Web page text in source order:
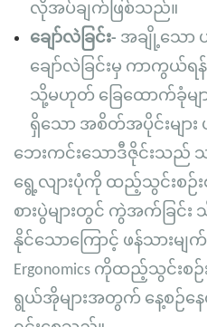
လိုအပ်ချက်ဖြစ်သည်။
ချော်လဲခြင်း- အချို့သော
ချော်လဲခြင်းမှ ကာကွယ်ရ
သို့မဟုတ် ခြေထောက်ခုံမျာ
ရှိသော အစိတ်အပိုင်းများ
ဘေးကင်းသောဒီဇိုင်းသည်
ရွေ့လျားပုံကို ထည့်သွင်းစဉ်းစ
စားပွဲများတွင် ကွဲအက်ခြင်
နိုင်သောကြောင့် ဖန်သားမျက်
Ergonomics ကိုထည့်သွင်းစ
ရွယ်အိုများအတွက် နေ့စဉ်န